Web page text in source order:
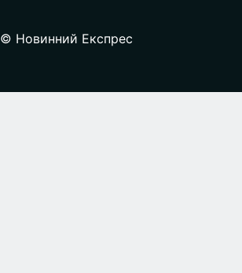
© Новинний Експрес